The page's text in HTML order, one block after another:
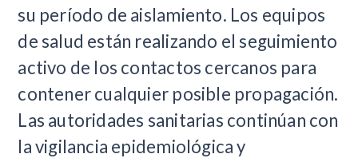
su período de aislamiento. Los equipos
de salud están realizando el seguimiento
activo de los contactos cercanos para
contener cualquier posible propagación.
Las autoridades sanitarias continúan con
la vigilancia epidemiológica y